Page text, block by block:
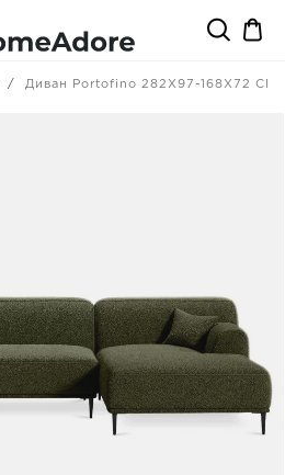
Диван Portofino 282X97-168X72 CM